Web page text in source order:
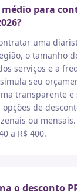
médio para
uma
o tamanho
serviços e a
seu
transparente e
de
ou
a R$ 400.
o desconto